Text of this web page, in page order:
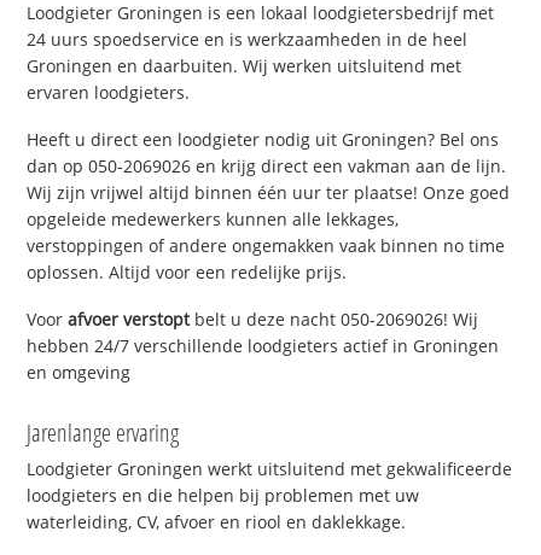
Loodgieter Groningen is een lokaal loodgietersbedrijf met
24 uurs spoedservice en is werkzaamheden in de heel
Groningen en daarbuiten. Wij werken uitsluitend met
ervaren loodgieters.
Heeft u direct een loodgieter nodig uit Groningen? Bel ons
dan op 050-2069026 en krijg direct een vakman aan de lijn.
Wij zijn vrijwel altijd binnen één uur ter plaatse! Onze goed
opgeleide medewerkers kunnen alle lekkages,
verstoppingen of andere ongemakken vaak binnen no time
oplossen. Altijd voor een redelijke prijs.
Voorafvoer verstoptbelt u deze nacht 050-2069026! Wij
hebben 24/7 verschillende loodgieters actief in Groningen
en omgeving
Jarenlange ervaring
Loodgieter Groningen werkt uitsluitend met gekwalificeerde
loodgieters en die helpen bij problemen met uw
waterleiding, CV, afvoer en riool en daklekkage.